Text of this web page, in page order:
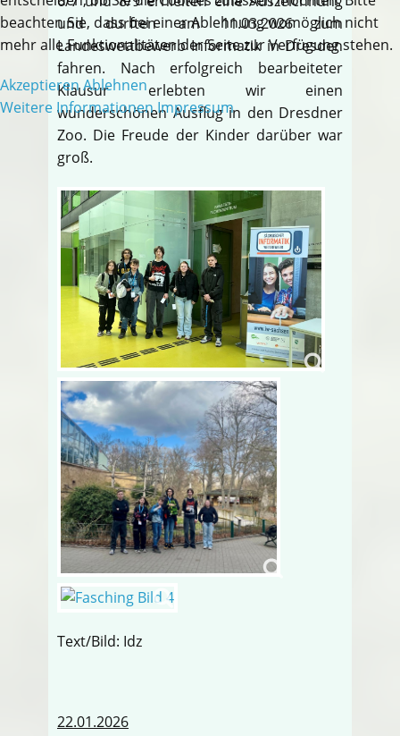
und durften am 11.03.2026 zum
Landeswettbewerb Informatik in Dresden
fahren. Nach erfolgreich bearbeiteter
Klausur erlebten wir einen
wunderschönen Ausflug in den Dresdner
Zoo. Die Freude der Kinder darüber war
groß.
Text/Bild: Idz
22.01.2026
beachten Sie, dass bei einer Ablehnung womöglich nicht
mehr alle Funktionalitäten der Seite zur Verfügung stehen.
AkzeptierenAblehnen
Weitere Informationen Impressum